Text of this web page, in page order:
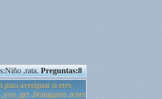
,rata.Preguntas:8
para averiguar si eres
,get ,braingasm ,tener